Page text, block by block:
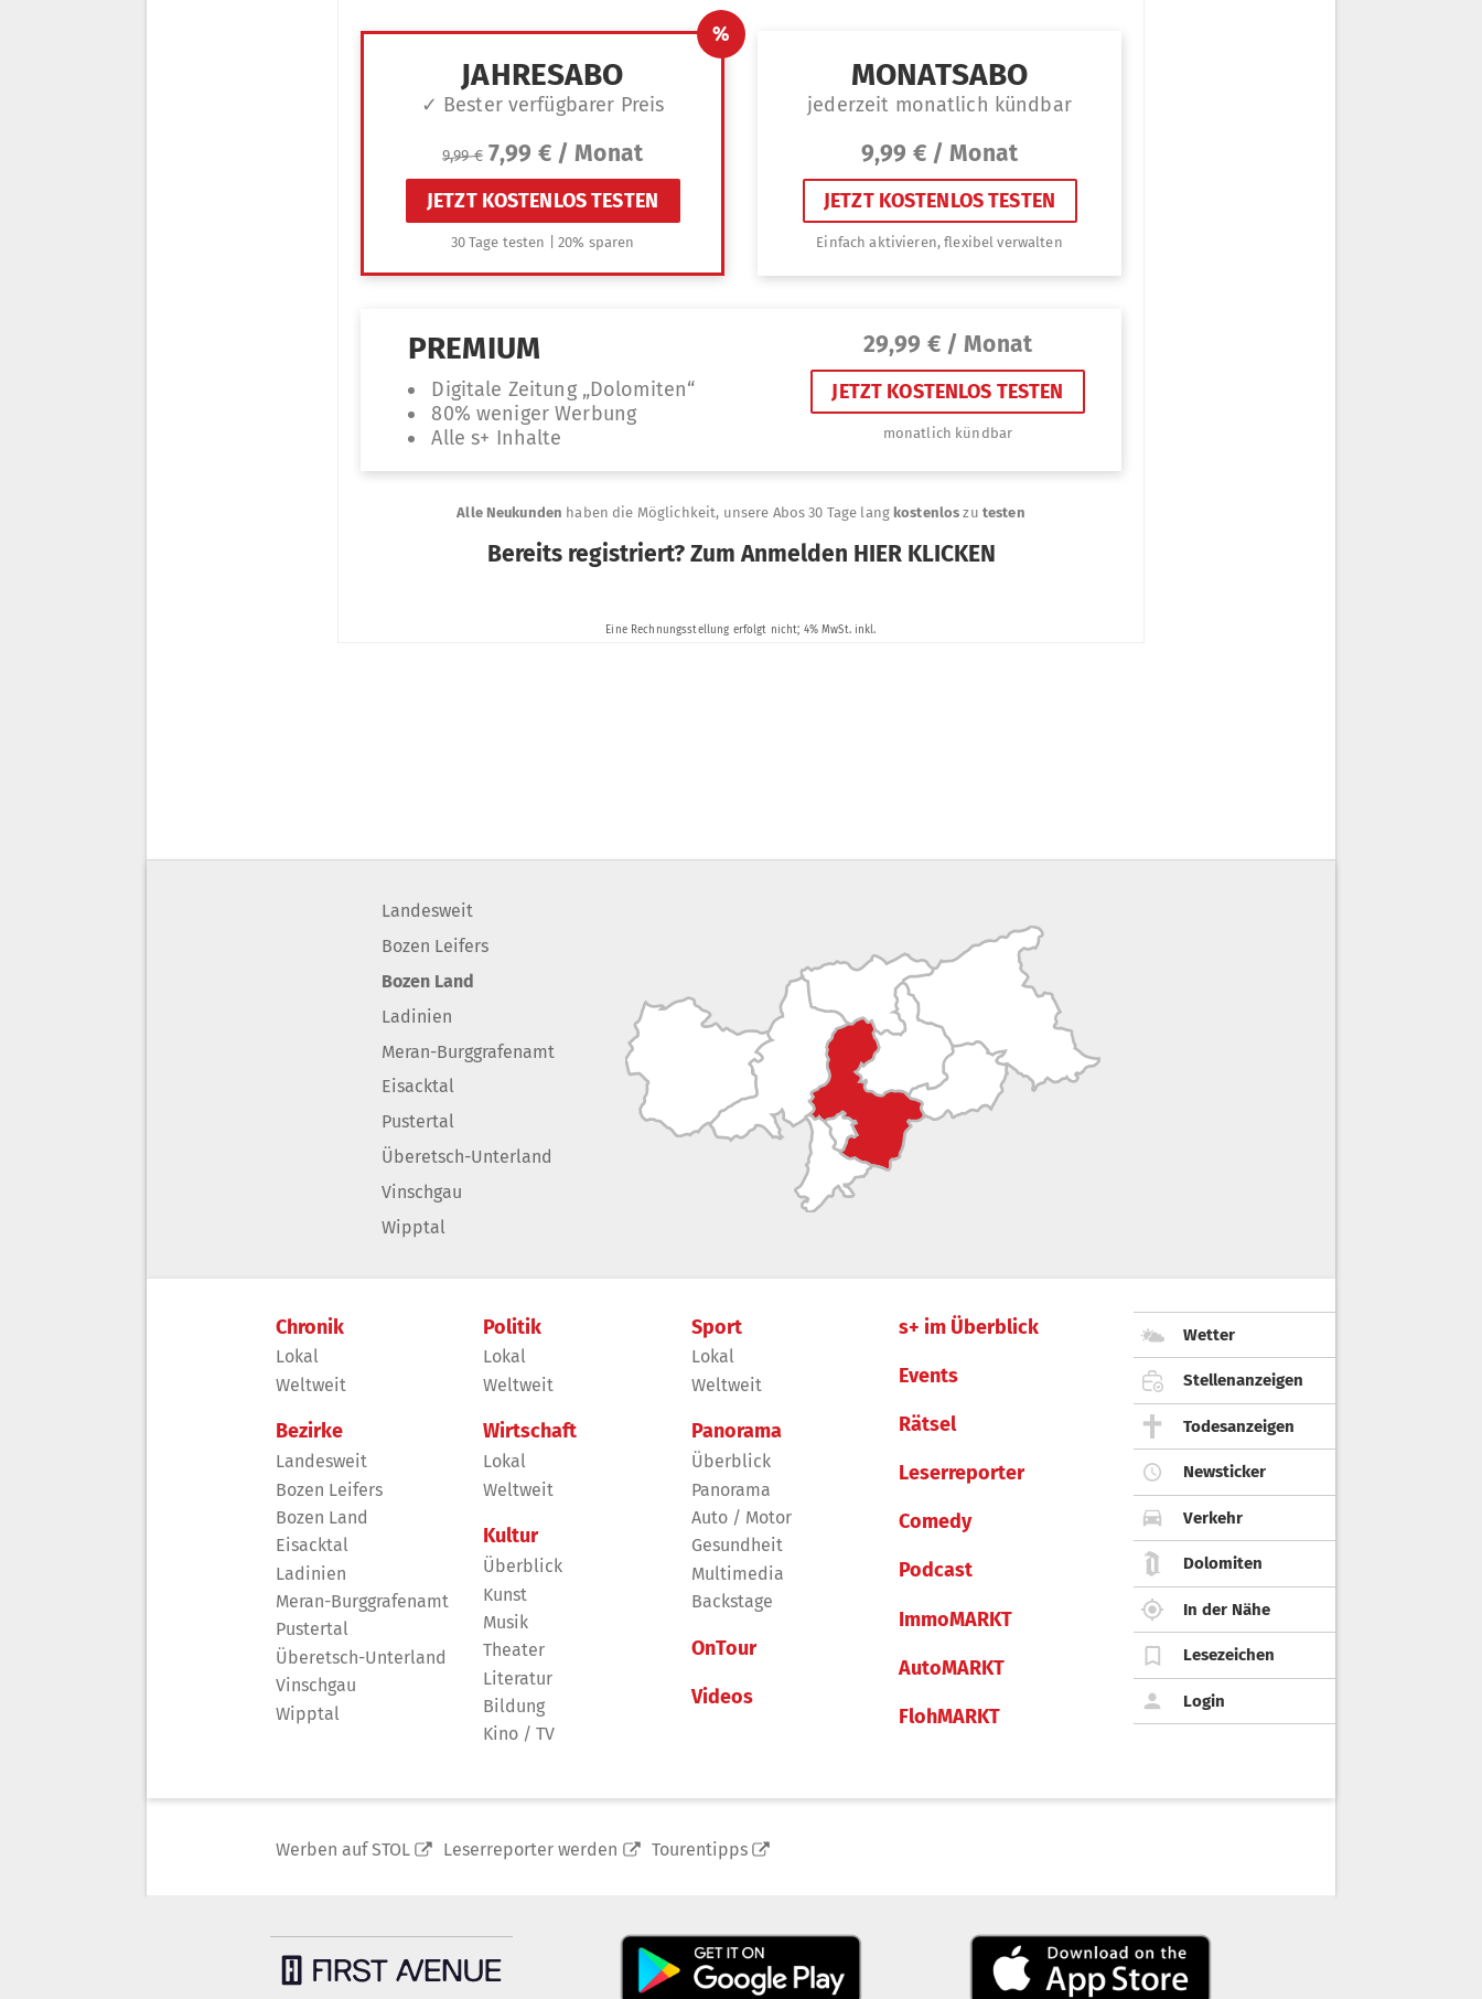
Landesweit
Bozen Leifers
Bozen Land
Ladinien
Meran-Burggrafenamt
Eisacktal
Pustertal
Überetsch-Unterland
Vinschgau
Wipptal
Chronik
Lokal
Weltweit
Bezirke
Landesweit
Bozen Leifers
Bozen Land
Eisacktal
Ladinien
Meran-Burggrafenamt
Pustertal
Überetsch-Unterland
Vinschgau
Wipptal
Politik
Lokal
Weltweit
Wirtschaft
Lokal
Weltweit
Kultur
Überblick
Kunst
Musik
Theater
Literatur
Bildung
Kino / TV
Sport
Lokal
Weltweit
Panorama
Überblick
Panorama
Auto / Motor
Gesundheit
Multimedia
Backstage
OnTour
Videos
s+ im Überblick
Events
Rätsel
Leserreporter
Comedy
Podcast
ImmoMARKT
AutoMARKT
FlohMARKT
Wetter
Stellenanzeigen
Todesanzeigen
Newsticker
Verkehr
Dolomiten
In der Nähe
Lesezeichen
Login
Werben auf STOL Leserreporter werden Tourentipps